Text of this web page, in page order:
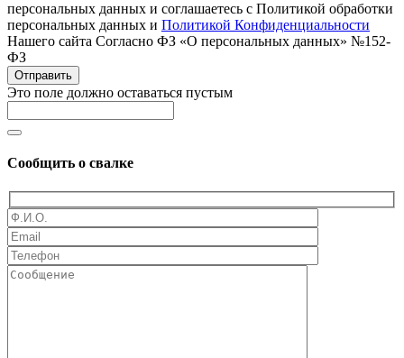
персональных данных и соглашаетесь с Политикой обработки
персональных данных и Политикой Конфиденциальности
Нашего сайта Согласно ФЗ «О персональных данных» №152-
ФЗ
Отправить
Это поле должно оставаться пустым
Сообщить о свалке